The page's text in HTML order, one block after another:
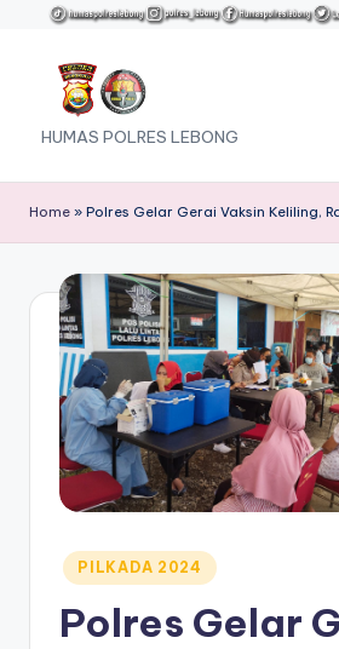
content
HUMAS POLRES LEBONG
Home » Polres Gelar Gerai Vaksin Keliling,
Posted
in
PILKADA 2024
Polres Gelar